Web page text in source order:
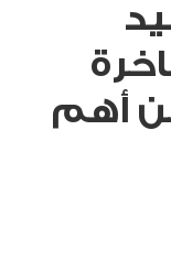
أهم